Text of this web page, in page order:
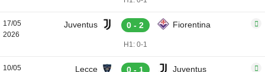
17/05
2026
Juventus 0 - 2 Fiorentina
H1: 0-1
10/05
Lecce 0 - 1 Juventus